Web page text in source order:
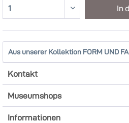
In
Aus unserer Kollektion FORM UND
Kontakt
Museumshops
Informationen